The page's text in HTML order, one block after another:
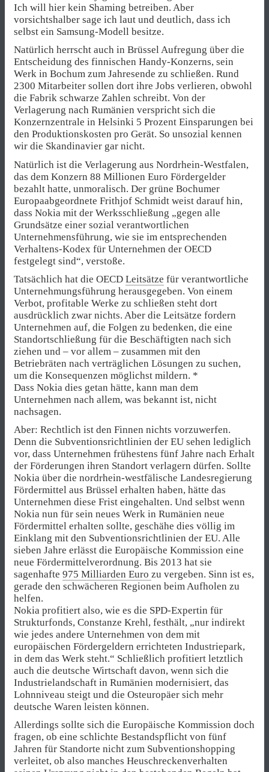
Ich will hier kein Shaming betreiben. Aber
vorsichtshalber sage ich laut und deutlich, dass ich
selbst ein Samsung-Modell besitze.
Natürlich herrscht auch in Brüssel Aufregung über die
Entscheidung des finnischen Handy-Konzerns, sein
Werk in Bochum zum Jahresende zu schließen. Rund
2300 Mitarbeiter sollen dort ihre Jobs verlieren, obwohl
die Fabrik schwarze Zahlen schreibt. Von der
Verlagerung nach Rumänien verspricht sich die
Konzernzentrale in Helsinki 5 Prozent Einsparungen bei
den Produktionskosten pro Gerät. So unsozial kennen
wir die Skandinavier gar nicht.
Natürlich ist die Verlagerung aus Nordrhein-Westfalen,
das dem Konzern 88 Millionen Euro Fördergelder
bezahlt hatte, unmoralisch. Der grüne Bochumer
Europaabgeordnete Frithjof Schmidt weist darauf hin,
dass Nokia mit der Werksschließung „gegen alle
Grundsätze einer sozial verantwortlichen
Unternehmensführung, wie sie im entsprechenden
Verhaltens-Kodex für Unternehmen der OECD
festgelegt sind“, verstoße.
Tatsächlich hat die OECD Leitsätze für verantwortliche
Unternehmungsführung herausgegeben. Von einem
Verbot, profitable Werke zu schließen steht dort
ausdrücklich zwar nichts. Aber die Leitsätze fordern
Unternehmen auf, die Folgen zu bedenken, die eine
Standortschließung für die Beschäftigten nach sich
ziehen und – vor allem – zusammen mit den
Betriebräten nach verträglichen Lösungen zu suchen,
um die Konsequenzen möglichst mildern. *
Dass Nokia dies getan hätte, kann man dem
Unternehmen nach allem, was bekannt ist, nicht
nachsagen.
Aber: Rechtlich ist den Finnen nichts vorzuwerfen.
Denn die Subventionsrichtlinien der EU sehen lediglich
vor, dass Unternehmen frühestens fünf Jahre nach Erhalt
der Förderungen ihren Standort verlagern dürfen. Sollte
Nokia über die nordrhein-westfälische Landesregierung
Fördermittel aus Brüssel erhalten haben, hätte das
Unternehmen diese Frist eingehalten. Und selbst wenn
Nokia nun für sein neues Werk in Rumänien neue
Fördermittel erhalten sollte, geschähe dies völlig im
Einklang mit den Subventionsrichtlinien der EU. Alle
sieben Jahre erlässt die Europäische Kommission eine
neue Fördermittelverordnung. Bis 2013 hat sie
sagenhafte 975 Milliarden Euro zu vergeben. Sinn ist es,
gerade den schwächeren Regionen beim Aufholen zu
helfen.
Nokia profitiert also, wie es die SPD-Expertin für
Strukturfonds, Constanze Krehl, festhält, „nur indirekt
wie jedes andere Unternehmen von dem mit
europäischen Fördergeldern errichteten Industriepark,
in dem das Werk steht.“ Schließlich profitiert letztlich
auch die deutsche Wirtschaft davon, wenn sich die
Industrielandschaft in Rumänien modernisiert, das
Lohnniveau steigt und die Osteuropäer sich mehr
deutsche Waren leisten können.
Allerdings sollte sich die Europäische Kommission doch
fragen, ob eine schlichte Bestandspflicht von fünf
Jahren für Standorte nicht zum Subventionshopping
verleitet, ob also manches Heuschreckenverhalten